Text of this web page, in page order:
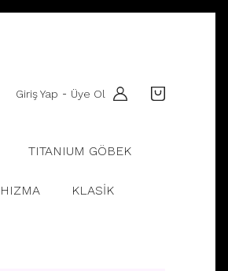
Giriş Yap - Üye Ol
TITANIUM GÖBEK
HIZMA KLASİK